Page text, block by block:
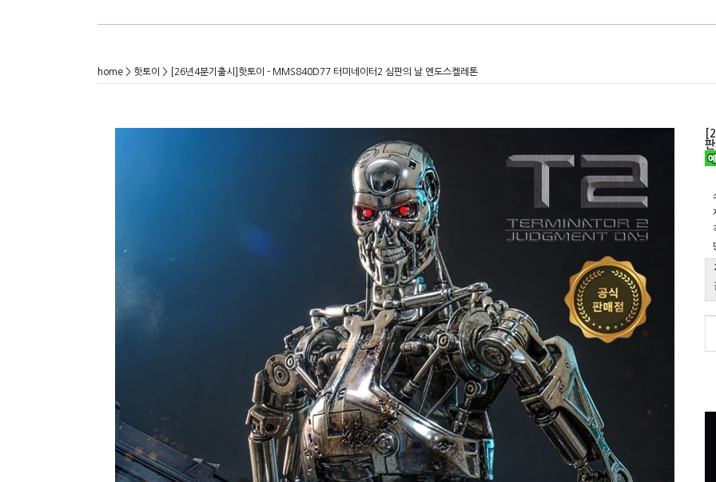
home > 핫토이 > [26년4분기출시]핫토이 - MMS840D77 터미네이터2 심판의 날 엔도스켈레톤